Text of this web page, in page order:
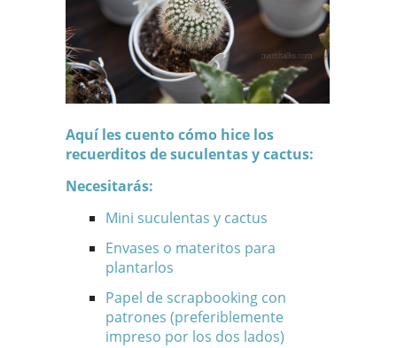
Aquí les cuento cómo hice los
recuerditos de suculentas y cactus:
Necesitarás:
Mini suculentas y cactus
Envases o materitos para
plantarlos
Papel de scrapbooking con
patrones (preferiblemente
impreso por los dos lados)